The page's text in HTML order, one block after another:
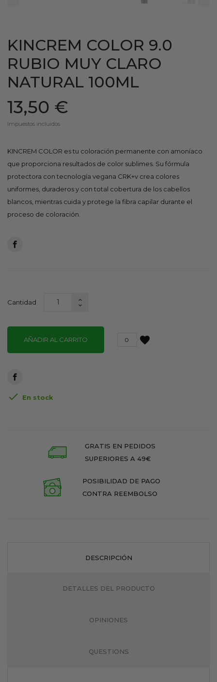
KINCREM COLOR 9.0
RUBIO MUY CLARO
NATURAL 100ML
13,50 €
Impuestos incluidos
KINCREM COLOR es tu coloración permanente con amoníaco
que proporciona resultados de color sublimes. Su fórmula
protectora con tecnología vegana CRK+v crea colores
uniformes, duraderos y con total cobertura de los cabellos
blancos, mientras cuida y protege la fibra capilar durante el
proceso de coloración.
Cantidad
AÑADIR AL CARRITO favorite
0
 En stock
GRATIS EN PEDIDOS
SUPERIORES A 49€
POSIBILIDAD DE PAGO
CONTRA REEMBOLSO
DESCRIPCIÓN
DETALLES DEL PRODUCTO
OPINIONES
QUESTIONS